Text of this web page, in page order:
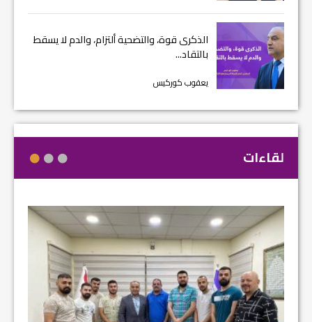
الذكرى قوة، والتضحية ألتزام، والدم لا يسقط
بالتقاد...
يعقوب كوركيس
لقاءات